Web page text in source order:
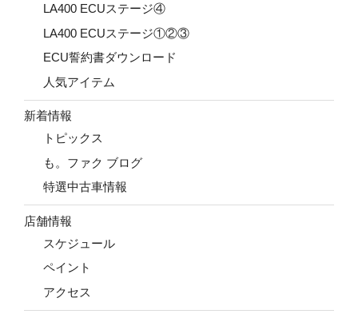
LA400 ECUステージ④
LA400 ECUステージ①②③
ECU誓約書ダウンロード
人気アイテム
新着情報
トピックス
も。ファク ブログ
特選中古車情報
店舗情報
スケジュール
ペイント
アクセス